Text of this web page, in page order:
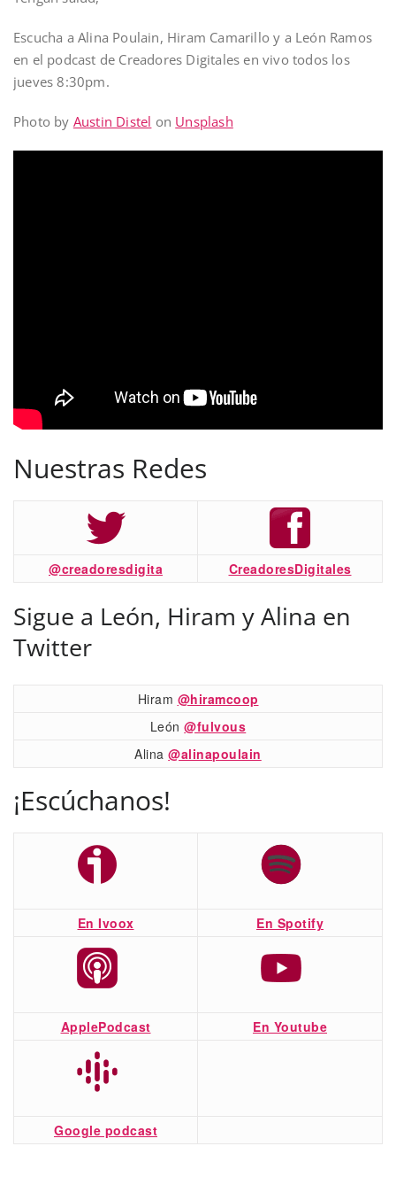
Escucha a Alina Poulain, Hiram Camarillo y a León Ramos
en el podcast de Creadores Digitales en vivo todos los
jueves 8:30pm.
Photo by Austin Distel on Unsplash
Nuestras Redes
@creadoresdigita CreadoresDigitales
Sigue a León, Hiram y Alina en
Twitter
Hiram @hiramcoop
León@fulvous
Alina@alinapoulain
¡Escúchanos!
En Ivoox En Spotify
ApplePodcast En Youtube
Google podcast